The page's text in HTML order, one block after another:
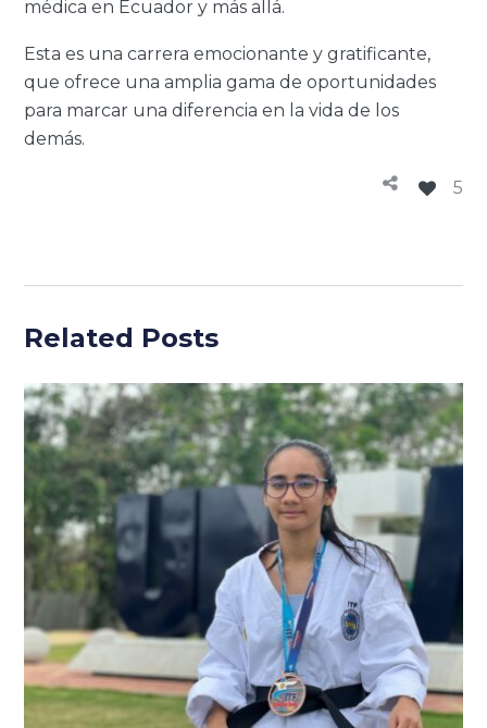
médica en Ecuador y más allá.
Esta es una carrera emocionante y gratificante,
que ofrece una amplia gama de oportunidades
para marcar una diferencia en la vida de los
demás.
5
Related Posts